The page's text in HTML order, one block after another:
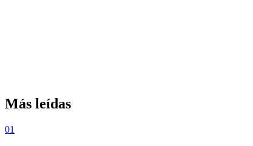
Más leídas
01